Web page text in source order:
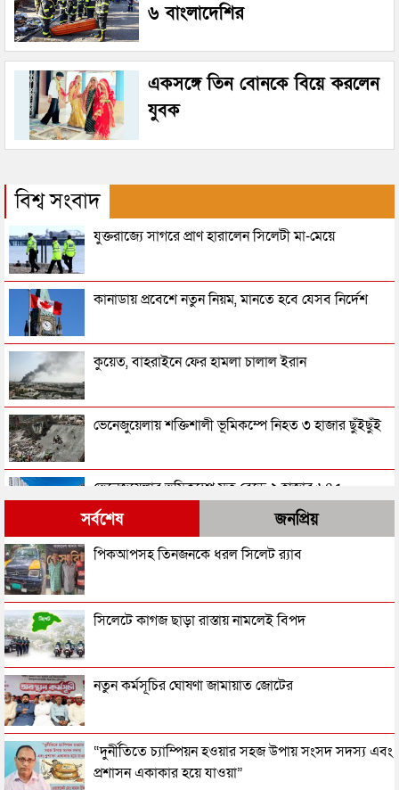
৬ বাংলাদেশির
একসঙ্গে তিন বোনকে বিয়ে করলেন
যুবক
বিশ্ব সংবাদ
যুক্তরাজ্যে সাগরে প্রাণ হারালেন সিলেটী মা-মেয়ে
কানাডায় প্রবেশে নতুন নিয়ম, মানতে হবে যেসব নির্দেশ
কুয়েত, বাহরাইনে ফের হামলা চালাল ইরান
ভেনেজুয়েলায় শক্তিশালী ভূমিকম্পে নিহত ৩ হাজার ছুঁইছুঁই
ভেনেজুয়েলার ভূমিকম্পে মৃত বেড়ে ২ হাজার ৬৪৫
ভূমিকম্পে মৃত্যু বেড়ে ১৯৪৩
আফগানিস্তান সীমান্তে পাকিস্তানের হামলা, নিহত ২৯
বিমান দুর্ঘটনায় প্রাণ গেল ১১ জনের
ইতালিতে কোম্পানীগঞ্জের একই পরিবারের ৩ জনকে হত্যা
সর্বশেষ জনপ্রিয়
পিকআপসহ তিনজনকে ধরল সিলেট র‌্যাব
সিলেটে কাগজ ছাড়া রাস্তায় নামলেই বিপদ
নতুন কর্মসূচির ঘোষণা জামায়াত জোটের
“দুর্নীতিতে চ্যাম্পিয়ন হওয়ার সহজ উপায় সংসদ সদস্য এবং
প্রশাসন একাকার হয়ে যাওয়া”